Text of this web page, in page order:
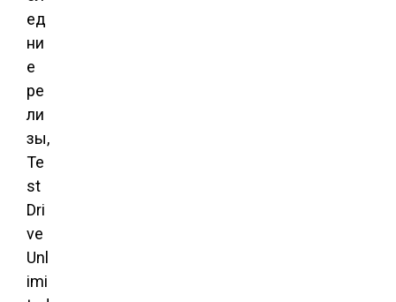
ед
ни
е
ре
ли
зы,
Te
st
Dri
ve
Unl
imi